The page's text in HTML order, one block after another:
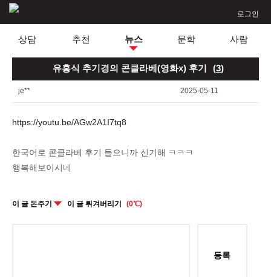
로그인
상담 추천 뉴스 문학 사람
유흥식 추기경의 콘클라베(영화x) 후기 (3)
je** 2025-05-11
https://youtu.be/AGw2A1I7tq8
한국어로 콘클라베 후기 들으니까 신기해 ㅋㅋㅋ
행복해보이시네
이 글 돈주기 이 글 튀겨버리기 (0℃)
등록